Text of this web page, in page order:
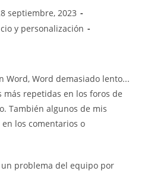
septiembre, 2023
y personalización
Word, Word demasiado lento...
más repetidas en los foros de
También algunos de mis
los comentarios o
problema del equipo por